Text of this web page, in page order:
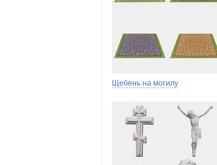
Щебень на могилу